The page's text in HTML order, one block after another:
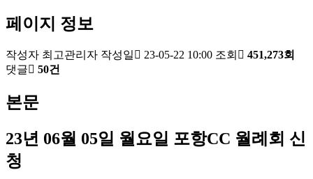
페이지 정보
작성자 최고관리자 작성일 23-05-22 10:00 조회
451,273회
댓글
50건
본문
23년 06월 05일 월요일 포항CC 월례회 신
청